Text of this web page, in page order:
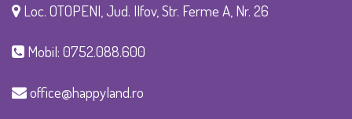
Loc. OTOPENI, Jud. Ilfov, Str. Ferme A, Nr. 26
Mobil: 0752.088.600
office@happyland.ro